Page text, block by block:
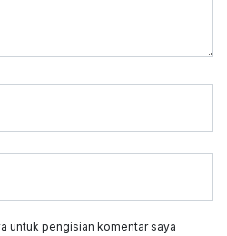
untuk pengisian komentar saya